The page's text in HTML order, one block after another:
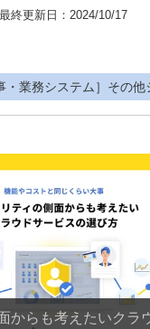
更新日：2024/10/17
・業務システム］その他
からも考えたいクラ